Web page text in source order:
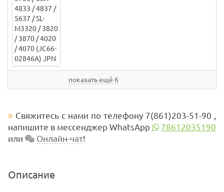
показать ещё 6
Свяжитесь с нами по телефону 7(861)203-51-90 ,
напишите в мессенджер WhatsApp
78612035190
или
Онлайн-чат!
Описание